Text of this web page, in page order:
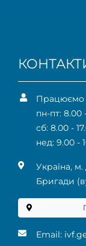
Працюємо
пн-пт: 8.00
сб: 8.00 -
нед: 9.00 -
Українa, м.
Бригади
Email: